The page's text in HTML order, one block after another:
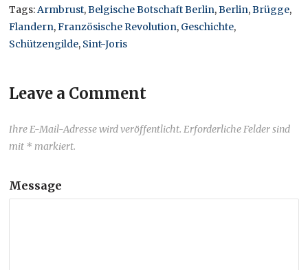
Tags:Armbrust,Belgische Botschaft Berlin,Berlin,Brügge,
Flandern,Französische Revolution, Geschichte,
Schützengilde, Sint-Joris
Leave a Comment
Ihre E-Mail-Adresse wird veröffentlicht. Erforderliche Felder sind
mit * markiert.
Message